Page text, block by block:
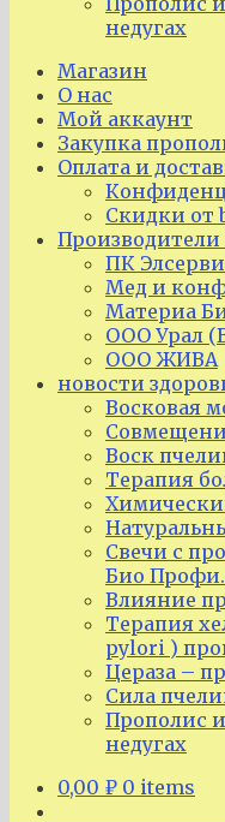
недугах
Магазин
О нас
Мой аккаунт
Закупка
Оплата и
Скидки от
ПК
Мед и
Материа
ООО Урал
ООО ЖИВА
новости
Восковая
Воск
Терапия
Свечи с
Био Профи.
Влияние
Терапия
pylori )
Цераза –
Сила
Прополис
недугах
0,00 ₽ 0 items